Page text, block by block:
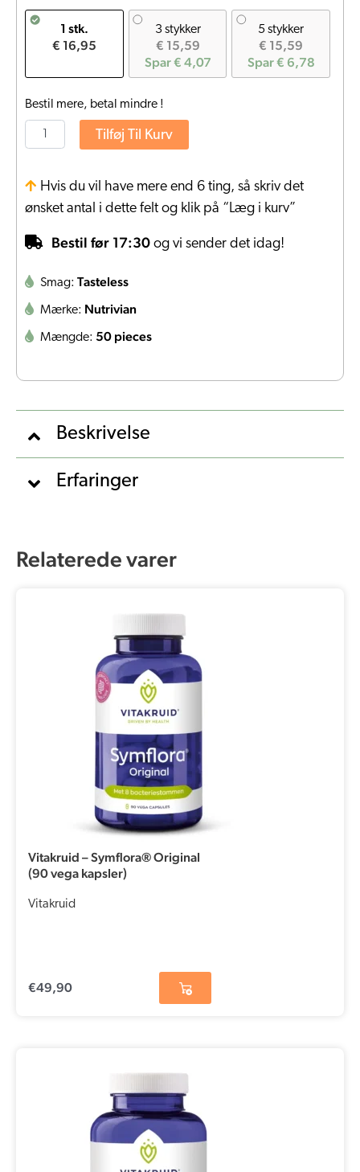
1 stk.
€ 16,95
3 stykker
€ 15,59
Spar € 4,07
5 stykker
€ 15,59
Spar € 6,78
Bestil mere, betal mindre !
Tilføj Til Kurv
Hvis du vil have mere end 6 ting, så skriv det
ønsket antal i dette felt og klik på “Læg i kurv”
Bestil før 17:30 og vi sender det idag!
Smag: Tasteless
Mærke: Nutrivian
Mængde: 50 pieces
Beskrivelse
Erfaringer
Relaterede varer
Vitakruid – Symflora® Original
(90 vega kapsler)
Vitakruid
€49,90